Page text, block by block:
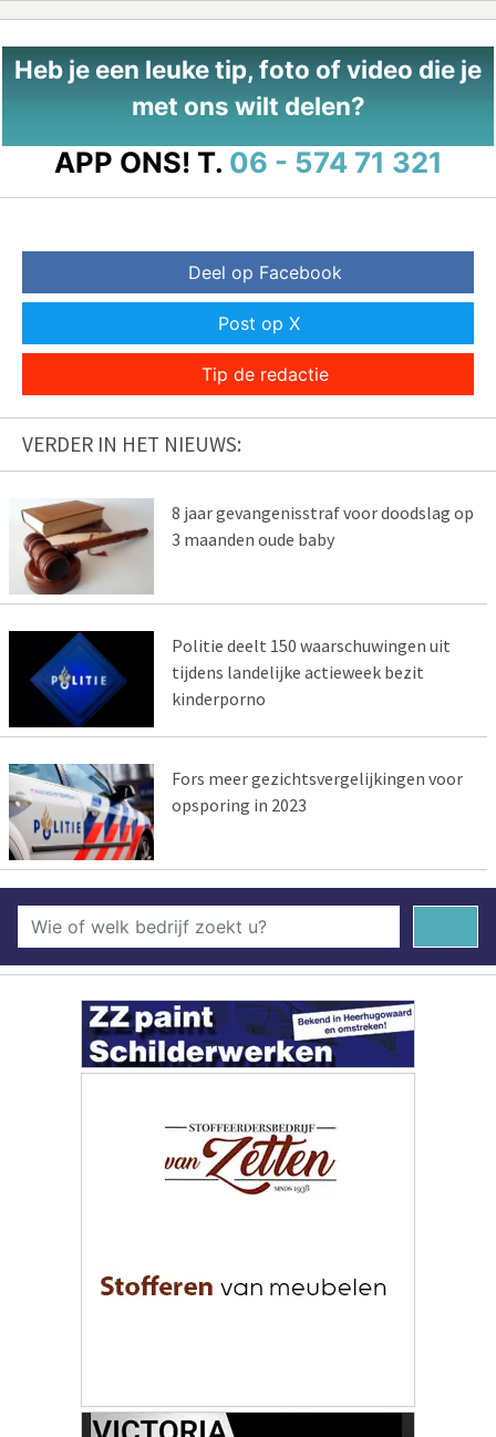
Heb je een leuke tip, foto of video die je
met ons wilt delen?
APP ONS! T. 06 - 574 71 321
Deel op Facebook
Post op X
Tip de redactie
VERDER IN HET NIEUWS:
8 jaar gevangenisstraf voor doodslag op
3 maanden oude baby
Politie deelt 150 waarschuwingen uit
tijdens landelijke actieweek bezit
kinderporno
Fors meer gezichtsvergelijkingen voor
opsporing in 2023